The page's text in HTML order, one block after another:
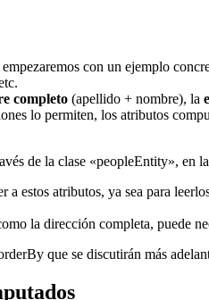
con un ejemplo
completo (apellido + nombre), la
lo permiten, los atributos
de la clase «peopleEntity», en
a estos atributos, ya sea para
la dirección completa, puede
que se discutirán más